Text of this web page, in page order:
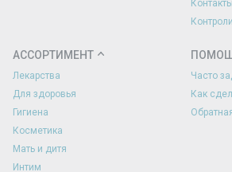
Контакты
АССОРТИМЕНТ
Лекарства
Для здоровья
Гигиена
Косметика
Мать и дитя
Интим
Часто
Как